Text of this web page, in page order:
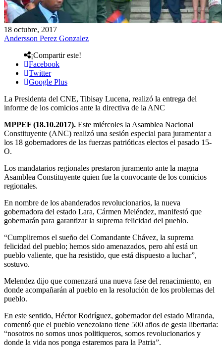
18 octubre, 2017
Andersson Perez Gonzalez
¡Compartir este!
Facebook
Twitter
Google Plus
La Presidenta del CNE, Tibisay Lucena, realizó la entrega del
informe de los comicios ante la directiva de la ANC
MPPEF (18.10.2017). Este miércoles la Asamblea Nacional
Constituyente (ANC) realizó una sesión especial para juramentar a
los 18 gobernadores de las fuerzas patrióticas electos el pasado 15-
O.
Los mandatarios regionales prestaron juramento ante la magna
Asamblea Constituyente quien fue la convocante de los comicios
regionales.
En nombre de los abanderados revolucionarios, la nueva
gobernadora del estado Lara, Cármen Meléndez, manifestó que
gobernarán para garantizar la suprema felicidad del pueblo.
“Cumpliremos el sueño del Comandante Chávez, la suprema
felicidad del pueblo; hemos sido amenazados, pero ahí está un
pueblo valiente, que ha resistido, que está dispuesto a luchar”,
sostuvo.
Melendez dijo que comenzará una nueva fase del renacimiento, en
donde acompañarán al pueblo en la resolución de los problemas del
pueblo.
En este sentido, Héctor Rodríguez, gobernador del estado Miranda,
comentó que el pueblo venezolano tiene 500 años de gesta libertaria:
“nosotros no somos unos politiqueros, somos revolucionarios y
donde la vida nos ponga estaremos para la Patria”.